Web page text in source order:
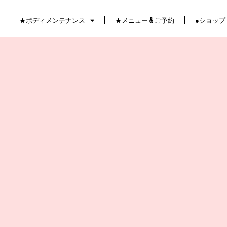
★ボディメンテナンス ★メニュー & ご予約 ●ショップ